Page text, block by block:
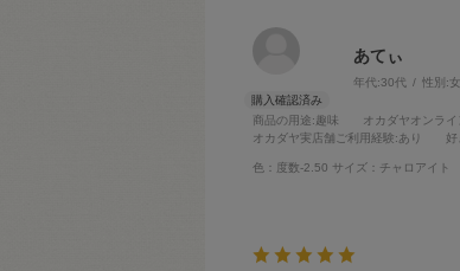
あてぃ
年代:30代 性別:
商品の用途:趣味 オカダヤオンラ
オカダヤ実店舗ご利用経験:あり
色：度数-2.50 サイズ：チャロアイト